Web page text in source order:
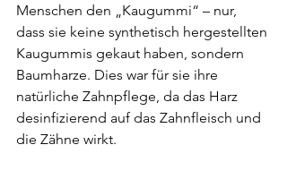
Menschen den „Kaugummi“ – nur,
dass sie keine synthetisch hergestellten
Kaugummis gekaut haben, sondern
Baumharze. Dies war für sie ihre
natürliche Zahnpflege, da das Harz
desinfizierend auf das Zahnfleisch und
die Zähne wirkt.